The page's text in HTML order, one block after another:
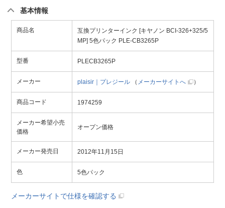
基本情報
商品名
互換プリンターインク [キヤノン BCI-326+325/5
MP] 5色パック PLE-CB3265P
型番 PLECB3265P
メーカー plaisir｜プレジール （ メーカーサイトへ ）
商品コード 1974259
メーカー希望小売
価格
オープン価格
メーカー発売日 2012年11月15日
色 5色パック
メーカーサイトで仕様を確認する